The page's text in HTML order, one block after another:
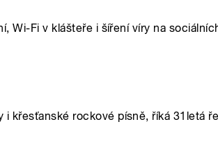
Wi-Fi v klášteře i šíření víry na
křesťanské rockové písně, říká 31letá